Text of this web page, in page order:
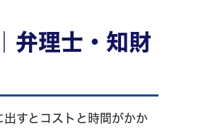
弁理士・知財
すとコストと時間がかか